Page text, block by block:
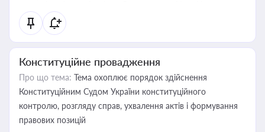
Конституційне провадження
Про що тема: Тема охоплює порядок здійснення
Конституційним Судом України конституційного
контролю, розгляду справ, ухвалення актів і формування
правових позицій